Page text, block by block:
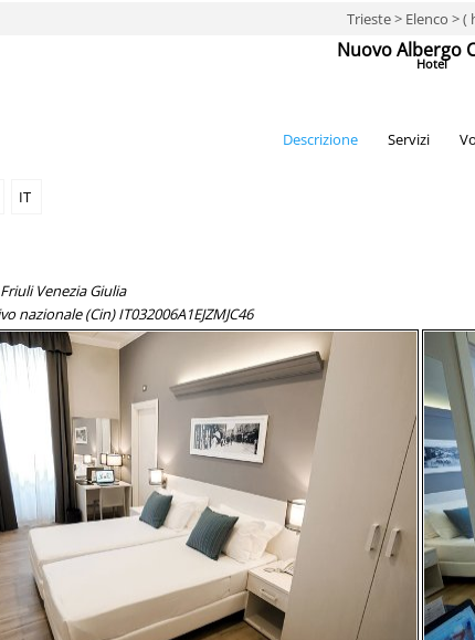
Trieste > Elenco > (
Nuovo Albergo
Hotel
Descrizione Servizi
IT
Friuli Venezia Giulia
nazionale (Cin) IT032006A1EJZMJC46